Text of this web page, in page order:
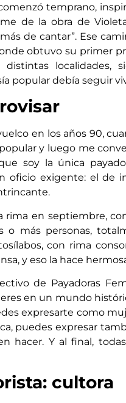
temprano,
de la obra de
de cantar”. Ese
obtuvo su primer
localidades,
popular debía seguir
en los años 90,
y luego me
soy la única
oficio exigente: el de
rima en septiembre,
o más personas,
con rima
y eso la hace
de Payadoras
en un mundo
expresarte como
puedes expresar
hacer. Y al final,
cultora